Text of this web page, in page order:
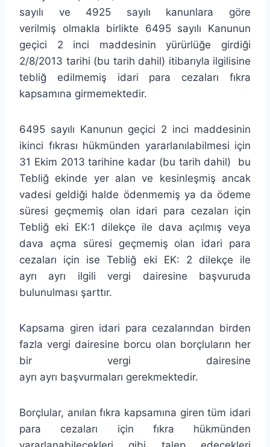
sayılı ve 4925 sayılı kanunlara göre
verilmiş olmakla birlikte 6495 sayılı Kanunun
geçici 2 inci maddesinin yürürlüğe girdiği
2/8/2013 tarihi (bu tarih dahil) itibarıyla ilgilisine
tebliğ edilmemiş idari para cezaları fıkra
kapsamına girmemektedir.
6495 sayılı Kanunun geçici 2 inci maddesinin
ikinci fıkrası hükmünden yararlanılabilmesi için
31 Ekim 2013 tarihine kadar (bu tarih dahil) bu
Tebliğ ekinde yer alan ve kesinleşmiş ancak
vadesi geldiği halde ödenmemiş ya da ödeme
süresi geçmemiş olan idari para cezaları için
Tebliğ eki EK:1 dilekçe ile dava açılmış veya
dava açma süresi geçmemiş olan idari para
cezaları için ise Tebliğ eki EK: 2 dilekçe ile
ayrı ayrı ilgili vergi dairesine başvuruda
bulunulması şarttır.
Kapsama giren idari para cezalarından birden
fazla vergi dairesine borcu olan borçluların her
bir vergi dairesine
ayrı ayrı başvurmaları gerekmektedir.
Borçlular, anılan fıkra kapsamına giren tüm idari
para cezaları için fıkra hükmünden